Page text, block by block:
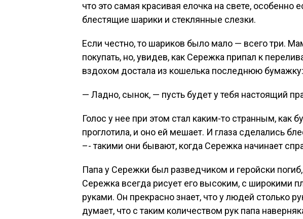
что это самая красивая елочка на свете, особенно
блестящие шарики и стеклянные слезки.
Если честно, то шариков было мало — всего три.
покупать, но, увидев, как Сережка припал к
вздохом достала из кошелька последнюю бумажку:
— Ладно, сынок, — пусть будет у тебя настоящий
Голос у нее при этом стал каким-то странным, как
проглотила, и оно ей мешает. И глаза сделались
–- такими они бывают, когда Сережка начинает
Папа у Сережки был разведчиком и геройски
Сережка всегда рисует его высоким, с широкими
руками. Он прекрасно знает, что у людей столько
думает, что с таким количеством рук папа